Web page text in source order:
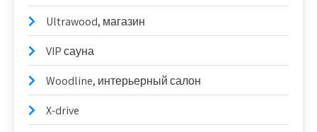
Ultrawood, магазин
VIP сауна
Woodline, интерьерный салон
X-drive